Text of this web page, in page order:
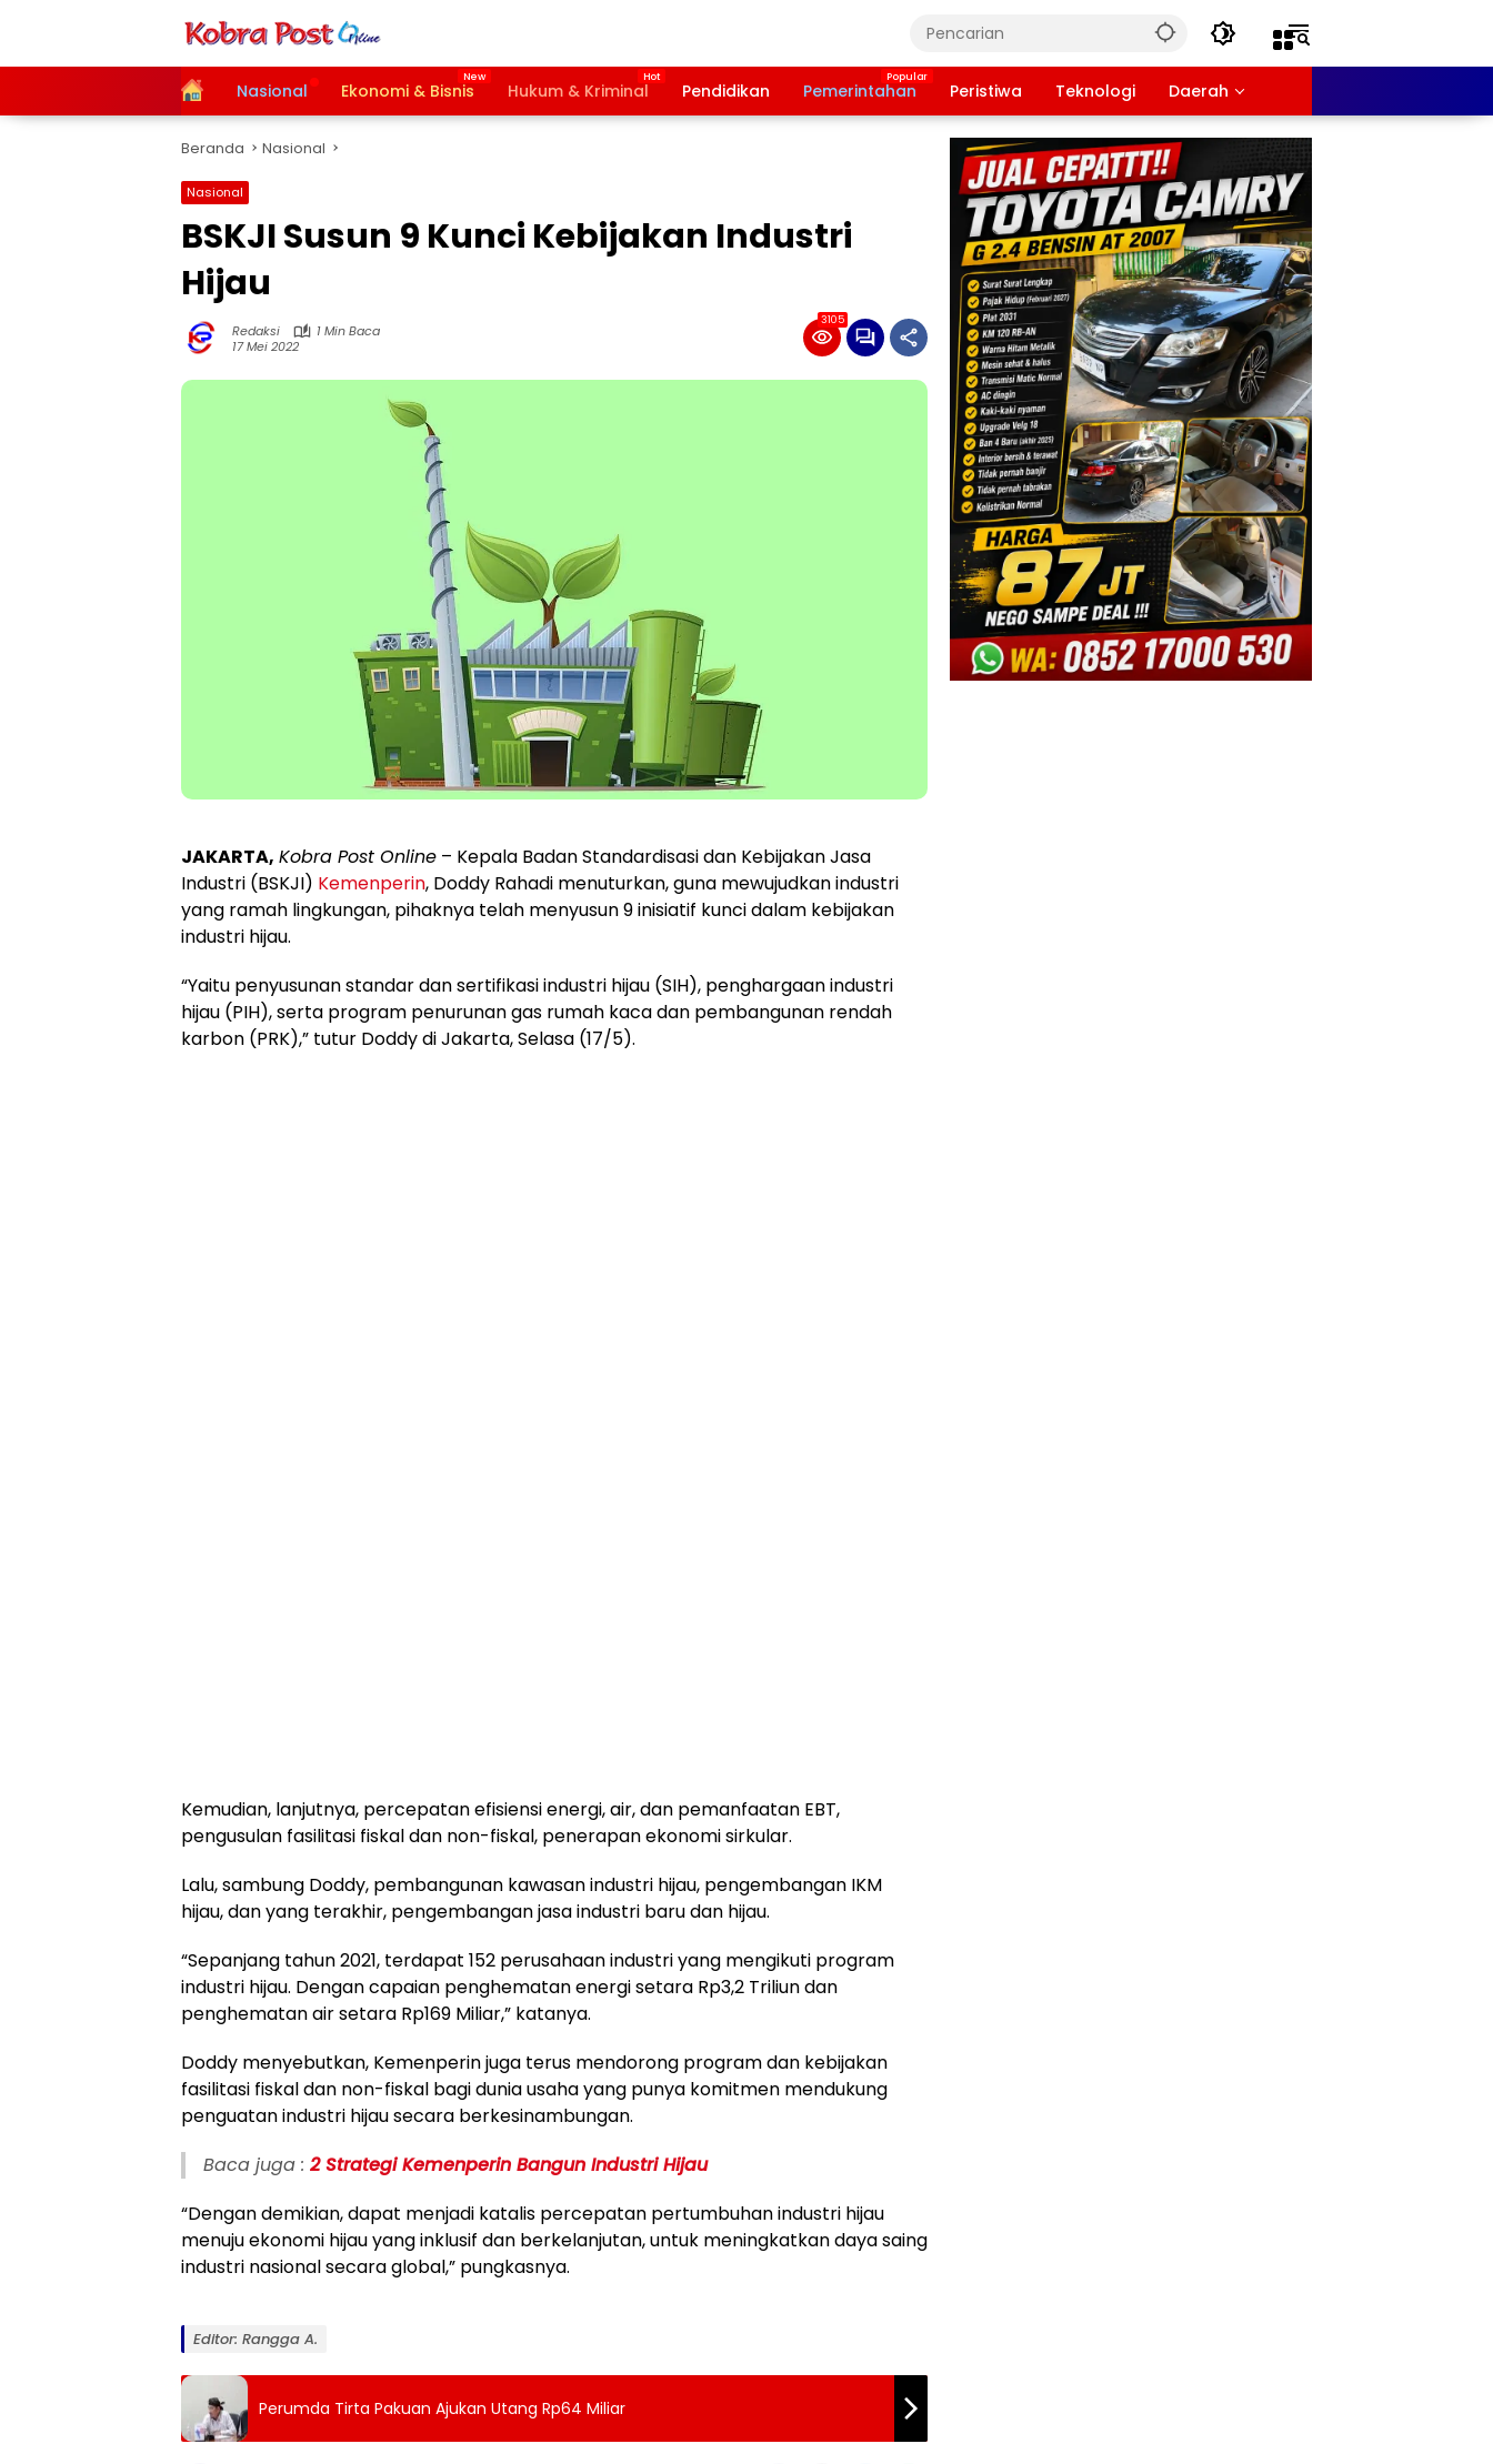
HomeNasional Ekonomi & Bisnis Hukum & Kriminal Pendidikan Pemerintahan Peristiwa Teknologi Daerah
Beranda Nasional
Nasional
BSKJI Susun 9 Kunci Kebijakan Industri
Hijau
Redaksi
1 Min Baca
17 Mei 2022
3105
JAKARTA, Kobra Post Online – Kepala Badan Standardisasi dan Kebijakan Jasa
Industri (BSKJI) Kemenperin, Doddy Rahadi menuturkan, guna mewujudkan industri
yang ramah lingkungan, pihaknya telah menyusun 9 inisiatif kunci dalam kebijakan
industri hijau.
“Yaitu penyusunan standar dan sertifikasi industri hijau (SIH), penghargaan industri
hijau (PIH), serta program penurunan gas rumah kaca dan pembangunan rendah
karbon (PRK),” tutur Doddy di Jakarta, Selasa (17/5).
Kemudian, lanjutnya, percepatan efisiensi energi, air, dan pemanfaatan EBT,
pengusulan fasilitasi fiskal dan non-fiskal, penerapan ekonomi sirkular.
Lalu, sambung Doddy, pembangunan kawasan industri hijau, pengembangan IKM
hijau, dan yang terakhir, pengembangan jasa industri baru dan hijau.
“Sepanjang tahun 2021, terdapat 152 perusahaan industri yang mengikuti program
industri hijau. Dengan capaian penghematan energi setara Rp3,2 Triliun dan
penghematan air setara Rp169 Miliar,” katanya.
Doddy menyebutkan, Kemenperin juga terus mendorong program dan kebijakan
fasilitasi fiskal dan non-fiskal bagi dunia usaha yang punya komitmen mendukung
penguatan industri hijau secara berkesinambungan.
Baca juga : 2 Strategi Kemenperin Bangun Industri Hijau
“Dengan demikian, dapat menjadi katalis percepatan pertumbuhan industri hijau
menuju ekonomi hijau yang inklusif dan berkelanjutan, untuk meningkatkan daya saing
industri nasional secara global,” pungkasnya.
Editor: Rangga A.
Perumda Tirta Pakuan Ajukan Utang Rp64 Miliar